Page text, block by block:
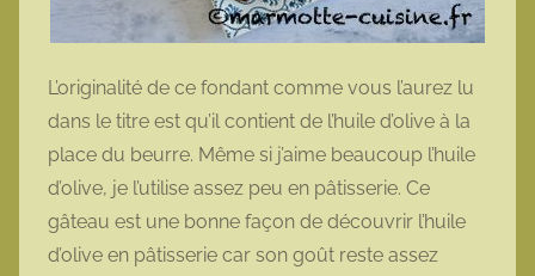
L’originalité de ce fondant comme vous l’aurez lu
dans le titre est qu’il contient de l’huile d’olive à la
place du beurre. Même si j’aime beaucoup l’huile
d’olive, je l’utilise assez peu en pâtisserie. Ce
gâteau est une bonne façon de découvrir l’huile
d’olive en pâtisserie car son goût reste assez